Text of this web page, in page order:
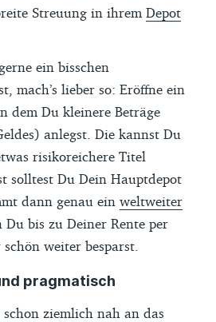
Streuung in ihrem Depot
ein bisschen
mach’s lieber so: Eröffne ein
dem Du kleinere Beträge
anlegst. Die kannst Du
risikoreichere Titel
solltest Du Dein Hauptdepot
dann genau ein weltweiter
Du bis zu Deiner Rente per
weiter besparst.
pragmatisch
ziemlich nah an das